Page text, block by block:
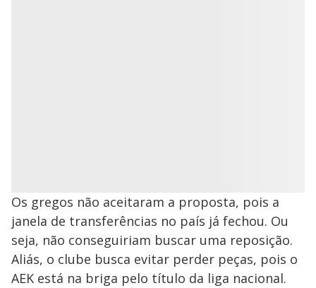
Os gregos não aceitaram a proposta, pois a
janela de transferências no país já fechou. Ou
seja, não conseguiriam buscar uma reposição.
Aliás, o clube busca evitar perder peças, pois o
AEK está na briga pelo título da liga nacional.